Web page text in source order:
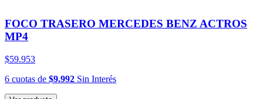
FOCO TRASERO MERCEDES BENZ ACTROS
MP4
$59.953
6 cuotas de $9.992 Sin Interés